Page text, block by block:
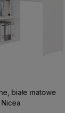
białe matowe